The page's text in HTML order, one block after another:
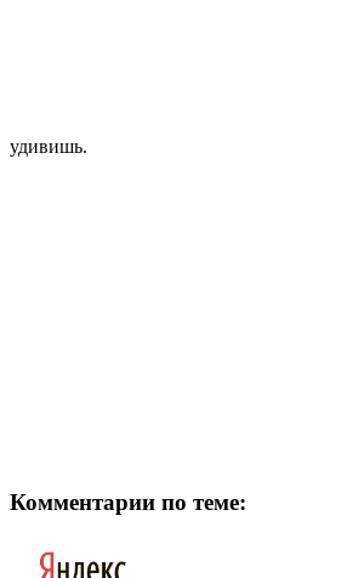
удивишь.
Комментарии по теме: